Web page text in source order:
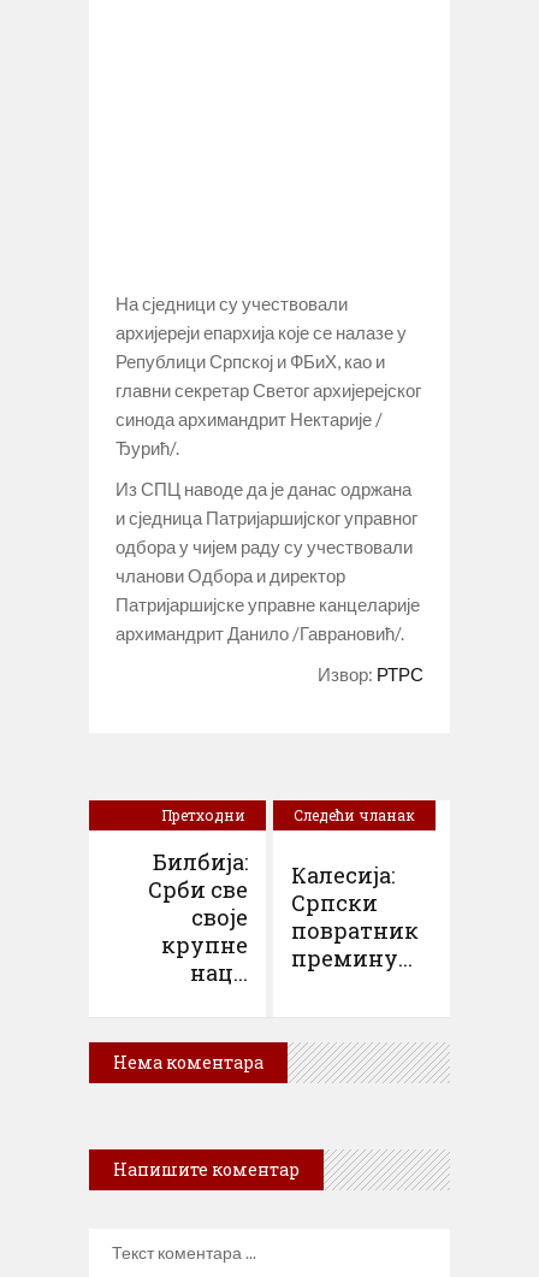
На сједници су учествовали
архијереји епархија које се налазе у
Републици Српској и ФБиХ, као и
главни секретар Светог архијерејског
синода архимандрит Нектарије /
Ђурић/.
Из СПЦ наводе да је данас одржана
и сједница Патријаршијског управног
одбора у чијем раду су учествовали
чланови Одбора и директор
Патријаршијске управне канцеларије
архимандрит Данило /Гаврановић/.
Извор: РТРС
Претходни
Билбија:
Срби све
своје
крупне
нац...
Следећи чланак
Калесија:
Српски
повратник
премину...
Нема коментара
Напишите коментар